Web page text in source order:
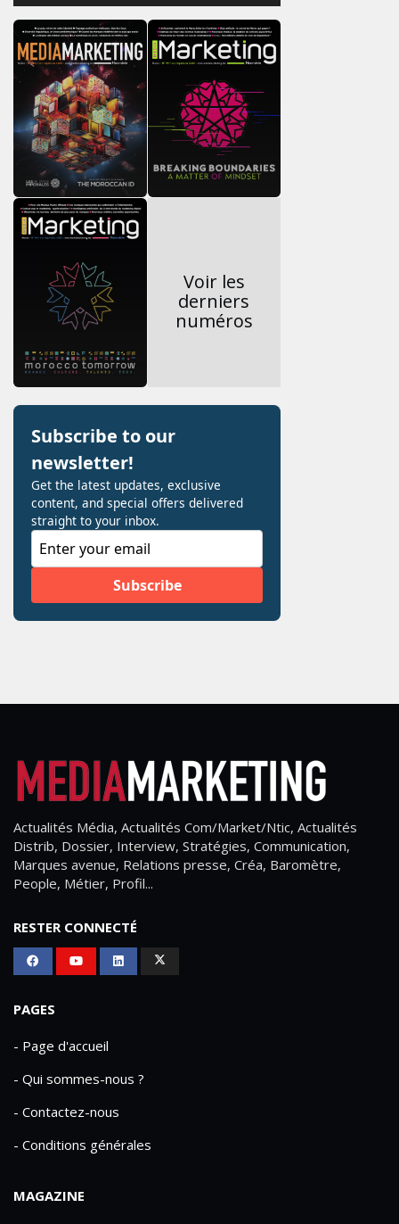
Voir les
derniers
numéros
Actualités Média, Actualités Com/Market/Ntic, Actualités
Distrib, Dossier, Interview, Stratégies, Communication,
Marques avenue, Relations presse, Créa, Baromètre,
People, Métier, Profil...
RESTER CONNECTÉ
PAGES
- Page d'accueil
- Qui sommes-nous ?
- Contactez-nous
- Conditions générales
MAGAZINE